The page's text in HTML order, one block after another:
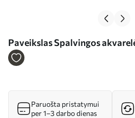
Paveikslas Spalvingos
m00334
Paruošta pristatymui
per 1–3 darbo dienas